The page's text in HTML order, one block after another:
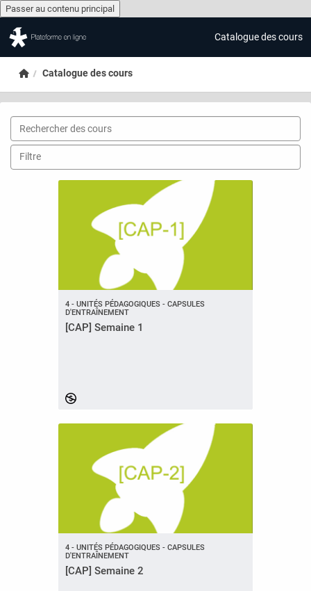
Passer au contenu principal
Passer au contenu principal
Catalogue des cours
AccueilCatalogue des cours
4 - UNITÉS PÉDAGOGIQUES - CAPSULES
D'ENTRAÎNEMENT
[CAP] Semaine 1
4 - UNITÉS PÉDAGOGIQUES - CAPSULES
D'ENTRAÎNEMENT
[CAP] Semaine 2